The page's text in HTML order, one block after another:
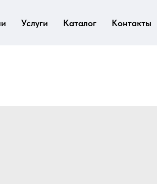
Услуги Каталог Контакты